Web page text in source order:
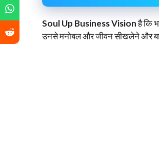
Soul Up Business Visionहै कि
उनसे मनोबल और जीवन सीखलेने और